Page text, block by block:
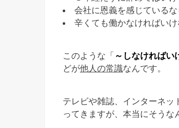
会社に恩義を感じている
辛くても働かなければい
このような「 ～しなければい
どが他人の常識なんです。
テレビや雑誌、インターネッ
ってきますが、本当にそうな